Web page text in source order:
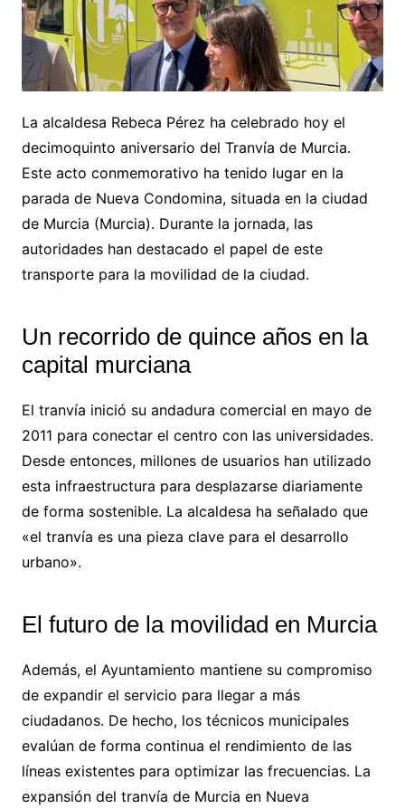
La alcaldesa Rebeca Pérez ha celebrado hoy el
decimoquinto aniversario del Tranvía de Murcia.
Este acto conmemorativo ha tenido lugar en la
parada de Nueva Condomina, situada en la ciudad
de Murcia (Murcia). Durante la jornada, las
autoridades han destacado el papel de este
transporte para la movilidad de la ciudad.
Un recorrido de quince años en la
capital murciana
El tranvía inició su andadura comercial en mayo de
2011 para conectar el centro con las universidades.
Desde entonces, millones de usuarios han utilizado
esta infraestructura para desplazarse diariamente
de forma sostenible. La alcaldesa ha señalado que
«el tranvía es una pieza clave para el desarrollo
urbano».
El futuro de la movilidad en Murcia
Además, el Ayuntamiento mantiene su compromiso
de expandir el servicio para llegar a más
ciudadanos. De hecho, los técnicos municipales
evalúan de forma continua el rendimiento de las
líneas existentes para optimizar las frecuencias. La
expansión del tranvía de Murcia en Nueva